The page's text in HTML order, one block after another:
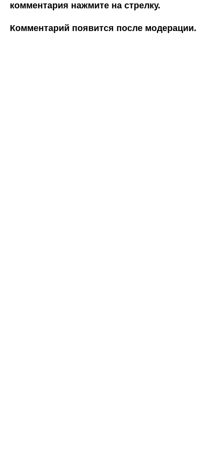
комментария нажмите на стрелку.
Комментарий появится после модерации.